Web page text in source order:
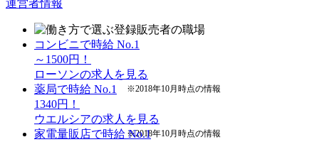
運営者情報
コンビニで時給 No.1
～1500円！
ローソンの求人を見る
※2018年10月時点の情報
薬局で時給 No.1
1340円！
ウエルシアの求人を見る
※2018年10月時点の情報
家電量販店で時給 No.1